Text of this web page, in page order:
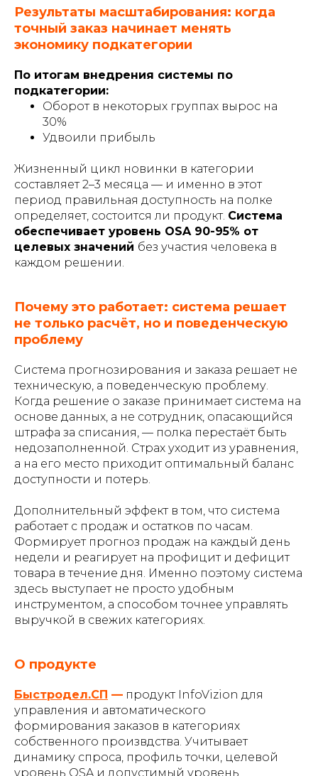
Результаты масштабирования: когда
точный заказ начинает менять
экономику подкатегории
По итогам внедрения системы по
подкатегории:
Оборот в некоторых группах вырос на
30%
Удвоили прибыль
Жизненный цикл новинки в категории
составляет 2–3 месяца — и именно в этот
период правильная доступность на полке
определяет, состоится ли продукт. Система
обеспечивает уровень OSA 90-95% от
целевых значений без участия человека в
каждом решении.
Почему это работает: система решает
не только расчёт, но и поведенческую
проблему
Система прогнозирования и заказа решает не
техническую, а поведенческую проблему.
Когда решение о заказе принимает система на
основе данных, а не сотрудник, опасающийся
штрафа за списания, — полка перестаёт быть
недозаполненной. Страх уходит из уравнения,
а на его место приходит оптимальный баланс
доступности и потерь.
Дополнительный эффект в том, что система
работает с продаж и остатков по часам.
Формирует прогноз продаж на каждый день
недели и реагирует на профицит и дефицит
товара в течение дня. Именно поэтому система
здесь выступает не просто удобным
инструментом, а способом точнее управлять
выручкой в свежих категориях.
О продукте
Быстродел.СП — продукт InfoVizion для
управления и автоматического
формирования заказов в категориях
собственного произвдства. Учитывает
динамику спроса, профиль точки, целевой
уровень OSA и допустимый уровень